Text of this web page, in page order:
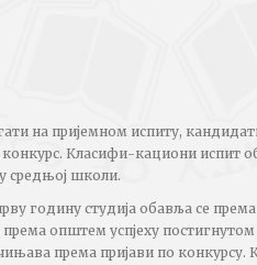
на пријемном испиту,
Класифи-кациони испит
средњој школи.
годину студија обавља се
општем успјеху
према пријави по